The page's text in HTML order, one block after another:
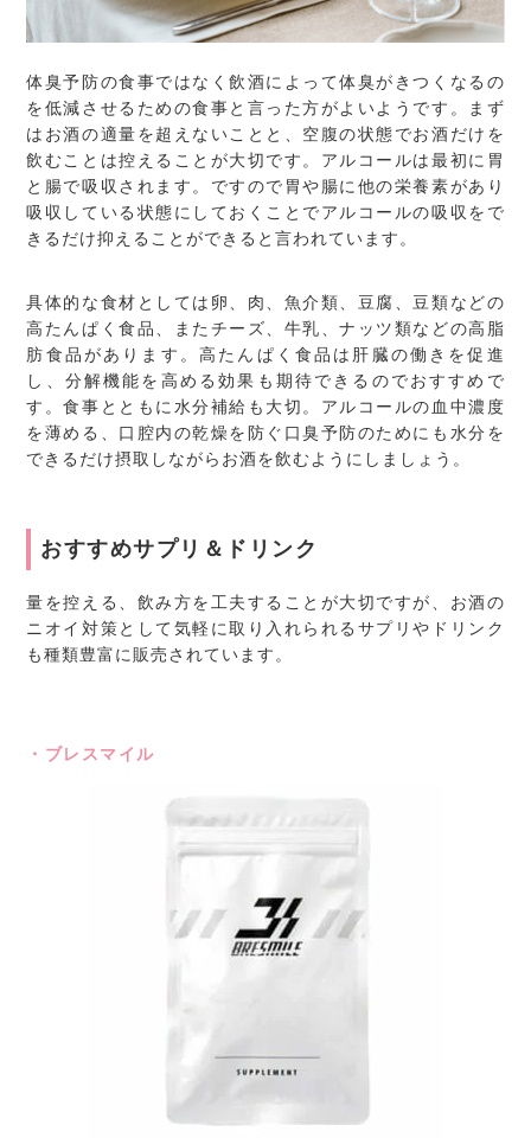
体臭予防の食事ではなく飲酒によって体臭がきつくなるの
を低減させるための食事と言った方がよいようです。まず
はお酒の適量を超えないことと、空腹の状態でお酒だけを
飲むことは控えることが大切です。アルコールは最初に胃
と腸で吸収されます。ですので胃や腸に他の栄養素があり
吸収している状態にしておくことでアルコールの吸収をで
きるだけ抑えることができると言われています。
具体的な食材としては卵、肉、魚介類、豆腐、豆類などの
高たんぱく食品、またチーズ、牛乳、ナッツ類などの高脂
肪食品があります。高たんぱく食品は肝臓の働きを促進
し、分解機能を高める効果も期待できるのでおすすめで
す。食事とともに水分補給も大切。アルコールの血中濃度
を薄める、口腔内の乾燥を防ぐ口臭予防のためにも水分を
できるだけ摂取しながらお酒を飲むようにしましょう。
おすすめサプリ＆ドリンク
量を控える、飲み方を工夫することが大切ですが、お酒の
ニオイ対策として気軽に取り入れられるサプリやドリンク
も種類豊富に販売されています。
・ブレスマイル